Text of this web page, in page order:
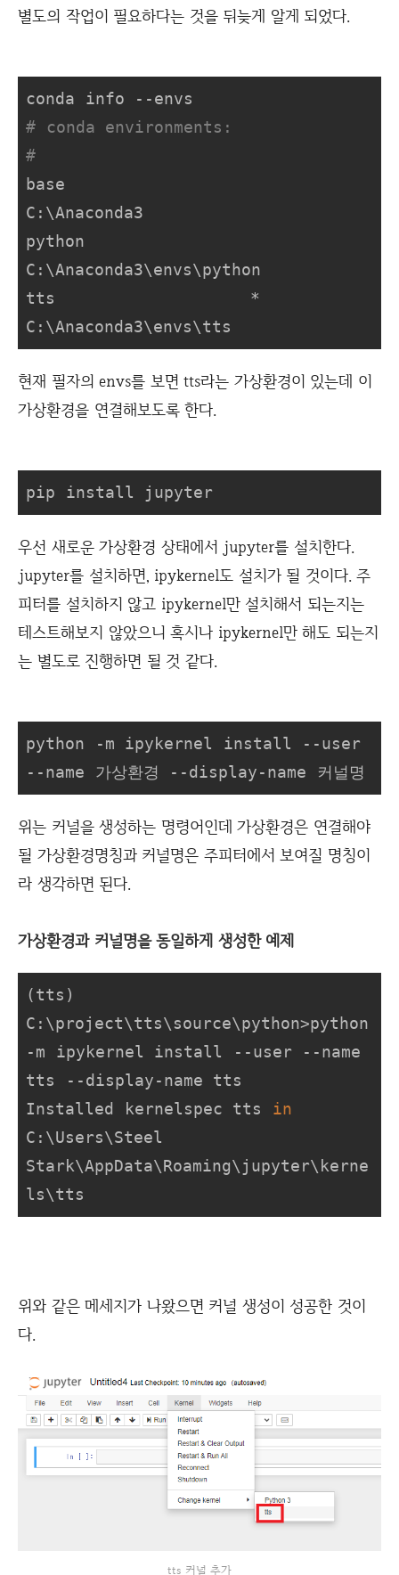
별도의 작업이 필요하다는 것을 뒤늦게 알게 되었다.
# conda environments:
#
base
C:\Anaconda3
python
C:\Anaconda3\envs\python
tts                   *
C:\Anaconda3\envs\tts
현재 필자의 envs를 보면 tts라는 가상환경이 있는데 이
가상환경을 연결해보도록 한다.
pip install jupyter
우선 새로운 가상환경 상태에서 jupyter를 설치한다.
jupyter를 설치하면, ipykernel도 설치가 될 것이다. 주
피터를 설치하지 않고 ipykernel만 설치해서 되는지는
테스트해보지 않았으니 혹시나 ipykernel만 해도 되는지
는 별도로 진행하면 될 것 같다.
python -m ipykernel install --user
--name 가상환경 --display-name 커널명
위는 커널을 생성하는 명령어인데 가상환경은 연결해야
될 가상환경명칭과 커널명은 주피터에서 보여질 명칭이
라 생각하면 된다.
가상환경과 커널명을 동일하게 생성한 예제
(tts)
C:\project\tts\source\python>python
-m ipykernel install --user --name
tts --display-name tts
Installed kernelspec tts in
C:\Users\Steel
Stark\AppData\Roaming\jupyter\kerne
ls\tts
위와 같은 메세지가 나왔으면 커널 생성이 성공한 것이
다.
tts 커널 추가